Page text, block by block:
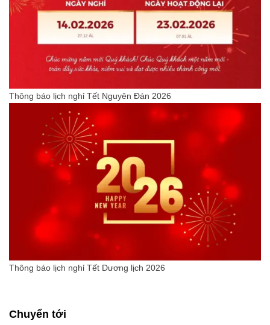
Thông báo lịch nghỉ Tết Nguyên Đán 2026
Thông báo lịch nghỉ Tết Dương lịch 2026
Chuyển tới